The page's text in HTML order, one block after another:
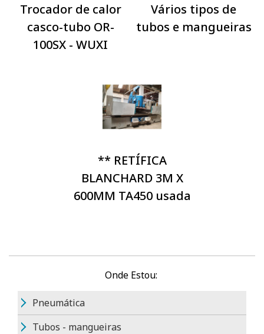
Trocador de calor
casco-tubo OR-
100SX - WUXI
Vários tipos de
tubos e mangueiras
** RETÍFICA
BLANCHARD 3M X
600MM TA450 usada
Onde Estou:
Pneumática
Tubos - mangueiras